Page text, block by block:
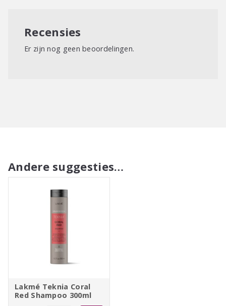
Recensies
Er zijn nog geen beoordelingen.
Andere suggesties…
Lakmé Teknia Coral
Red Shampoo 300ml